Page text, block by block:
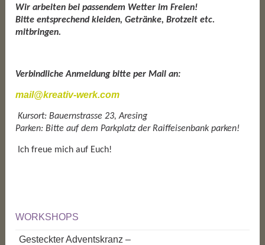
Wir arbeiten bei passendem Wetter im Freien!
Bitte entsprechend kleiden, Getränke, Brotzeit etc.
mitbringen.
Verbindliche Anmeldung bitte per Mail an:
mail@kreativ-werk.com
Kursort: Bauernstrasse 23, Aresing
Parken: Bitte auf dem Parkplatz der Raiffeisenbank parken!
Ich freue mich auf Euch!
WORKSHOPS
Gesteckter Adventskranz –